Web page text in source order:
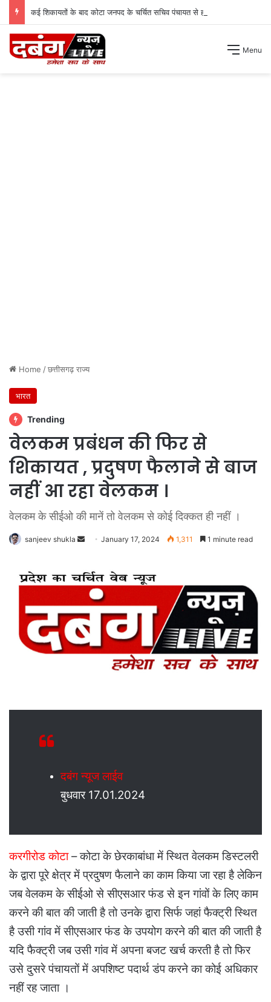
कई शिकायतों के बाद कोटा जनपद के चर्चित सचिव पंचायत से हटाए गए ।
Menu
Home /छत्तीसगढ़ राज्य
भारत
Trending
वेलकम प्रबंधन की फिर से
शिकायत , प्रदुषण फैलाने से बाज
नहीं आ रहा वेलकम ।
वेलकम के सीईओ की मानें तो वेलकम से कोई दिक्कत ही नहीं ।
sanjeev shukla
SendJanuary 17, 2024 1,311 1 minute read
दबंग न्यूज लाईव
बुधवार 17.01.2024
करगीरोड कोटा– कोटा के छेरकाबांधा में स्थित वेलकम डिस्टलरी
के द्वारा पूरे क्षेत्र में प्रदुषण फैलाने का काम किया जा रहा है लेकिन
जब वेलकम के सीईओ से सीएसआर फंड से इन गांवों के लिए काम
करने की बात की जाती है तो उनके द्वारा सिर्फ जहां फैक्ट्री स्थित
है उसी गांव में सीएसआर फंड के उपयोग करने की बात की जाती है
यदि फैक्ट्री जब उसी गांव में अपना बजट खर्च करती है तो फिर
उसे दुसरे पंचायतों में अपशिष्ट पदार्थ डंप करने का कोई अधिकार
नहीं रह जाता ।